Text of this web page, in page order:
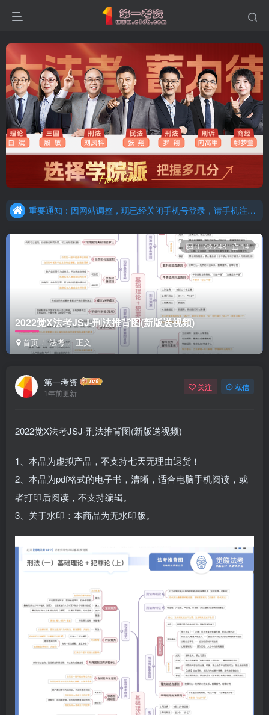
重要通知：因网站调整，现已经关闭手机号登录，请手机注册用户及时添加客服微信（微信号：dykz180），客服会协助将登陆方式更改为邮箱登录！
更新提示：已经更新部分机构主观题法考资料，推荐厚大的考点清单，高清版，特别适合学习！
2022觉X法考JSJ-刑法推背图(新版送视频)
首页 法考 正文
0 248 14
第一考资
1年前更新
关注 私信
2022觉X法考JSJ-刑法推背图(新版送视频)
1、本品为虚拟产品，不支持七天无理由退货！
2、本品为pdf格式的电子书，清晰，适合电脑手机阅读，或
者打印后阅读，不支持编辑。
3、关于水印：本商品为无水印版。